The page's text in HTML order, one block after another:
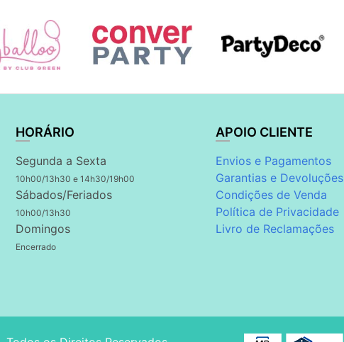
HORÁRIO
Segunda a Sexta
10h00/13h30 e 14h30/19h00
Sábados/Feriados
10h00/13h30
Domingos
Encerrado
APOIO CLIENTE
Envios e Pagamentos
Garantias e Devoluções
Condições de Venda
Política de Privacidade
Livro de Reclamações